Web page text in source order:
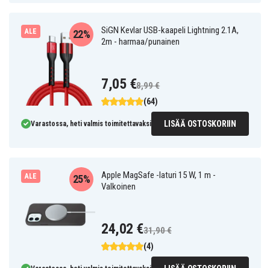
ALE
SiGN Kevlar USB-kaapeli Lightning 2.1A,
2m - harmaa/punainen
(64)
22%
7,05 €8,99 €
Varastossa, heti valmis toimitettavaksi LISÄÄ OSTOSKORIIN
ALE
Apple MagSafe -laturi 15 W, 1 m -
Valkoinen
(4)
25%
24,02 €31,90 €